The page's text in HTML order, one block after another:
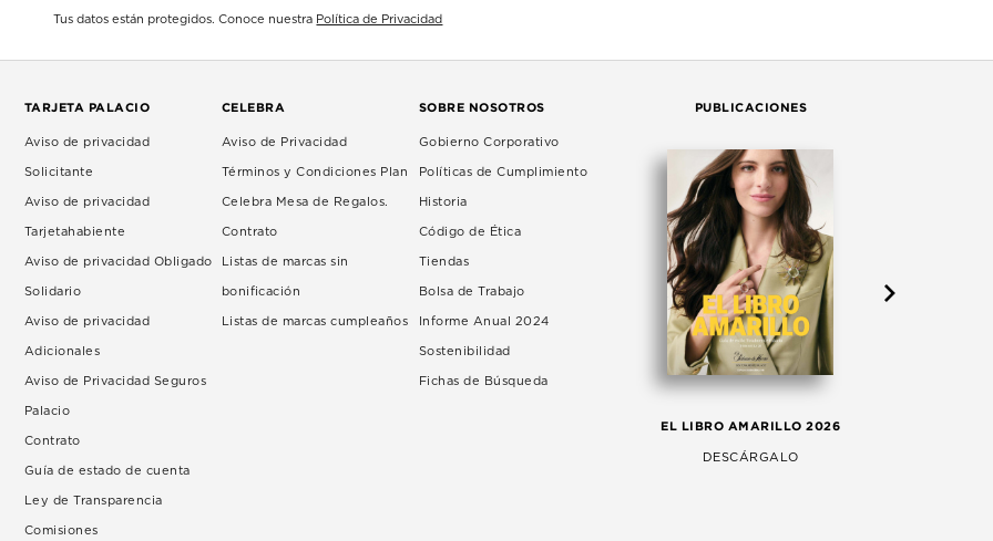
Tus datos están protegidos. Conoce nuestra Política de Privacidad
TARJETA PALACIO
Aviso de privacidad
Solicitante
Aviso de privacidad
Tarjetahabiente
Aviso de privacidad Obligado
Solidario
Aviso de privacidad
Adicionales
Aviso de Privacidad Seguros
Palacio
Contrato
Guía de estado de cuenta
Ley de Transparencia
Comisiones
CELEBRA
Aviso de Privacidad
Términos y Condiciones Plan
Celebra Mesa de Regalos.
Contrato
Listas de marcas sin
bonificación
Listas de marcas cumpleaños
SOBRE NOSOTROS
Gobierno Corporativo
Políticas de Cumplimiento
Historia
Código de Ética
Tiendas
Bolsa de Trabajo
Informe Anual 2024
Sostenibilidad
Fichas de Búsqueda
PUBLICACIONES
EL LIBRO AMARILLO 2026
DESCÁRGALO